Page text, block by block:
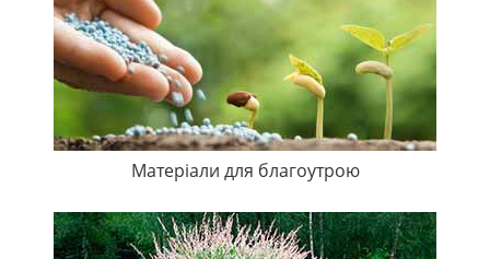
Матеріали для благоутрою